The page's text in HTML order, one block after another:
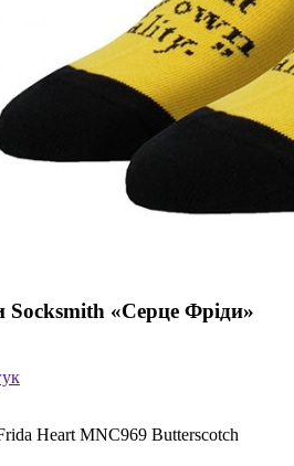
Socksmith «Серце Фріди»
Heart MNC969 Butterscotch